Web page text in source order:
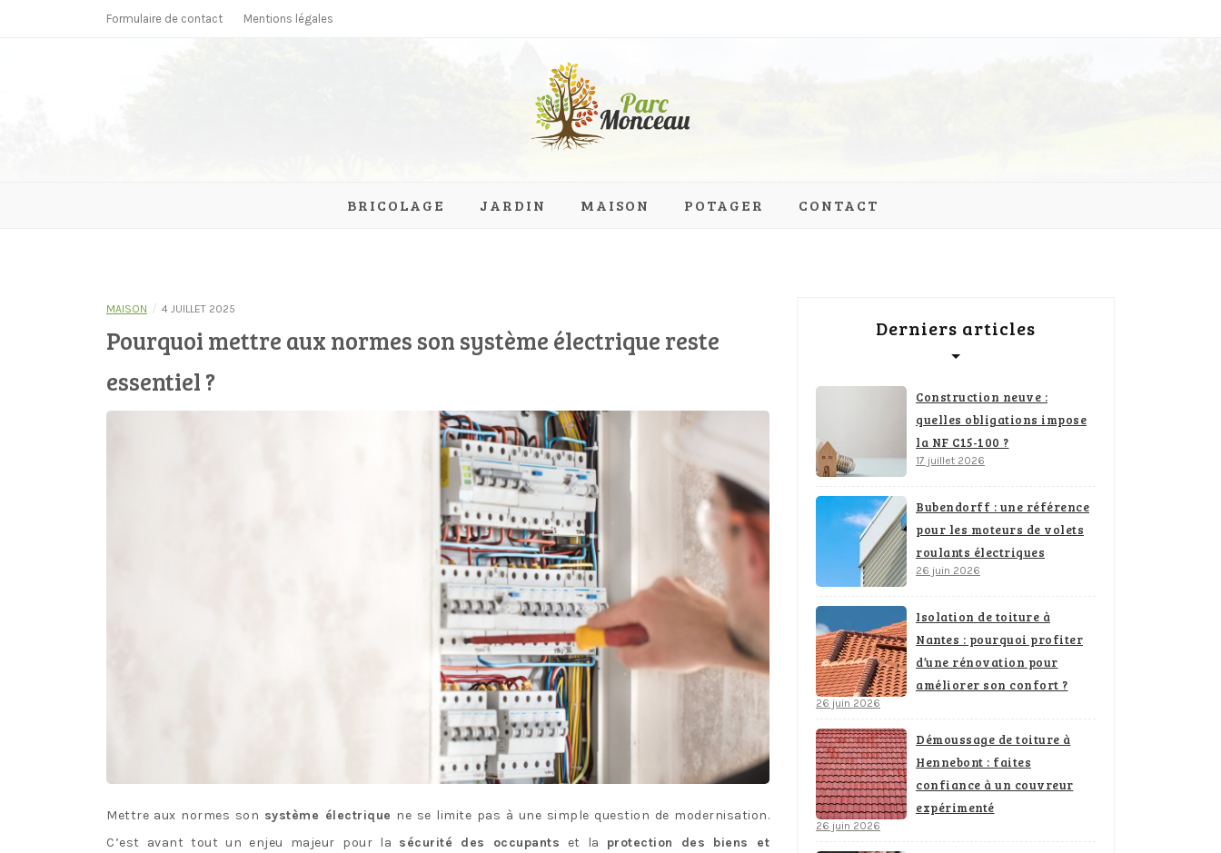
Formulaire de contact Mentions légales
parcmonceau.org
BRICOLAGE JARDIN MAISON POTAGER CONTACT
MAISON / 4 JUILLET 2025
Pourquoi mettre aux normes son système électrique reste
essentiel ?
Mettre aux normes son système électrique ne se limite pas à une simple question de modernisation.
C’est avant tout un enjeu majeur pour la sécurité des occupants et la protection des biens et
Derniers articles
Construction neuve :
quelles obligations impose
la NF C15-100 ?
17 juillet 2026
Bubendorff : une référence
pour les moteurs de volets
roulants électriques
26 juin 2026
Isolation de toiture à
Nantes : pourquoi profiter
d’une rénovation pour
améliorer son confort ?
26 juin 2026
Démoussage de toiture à
Hennebont : faites
confiance à un couvreur
expérimenté
26 juin 2026